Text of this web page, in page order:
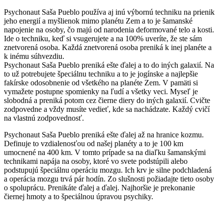
Psychonaut Saša Pueblo používa aj inú výbornú techniku na prienik
jeho energií a myšlienok mimo planétu Zem a to je šamanské
napojenie na osoby, čo majú od narodenia deformované telo a kosti.
Ide o techniku, keď si vsugerujete a na 100% uveríte, že ste sám
znetvorená osoba. Každá znetvorená osoba preniká k inej planéte a
k inému súhvezdiu.
Psychonaut Saša Pueblo preniká ešte ďalej a to do iných galaxií. Na
to už potrebujete špeciálnu techniku a to je jogínske a najlepšie
fakírske odosobnenie od všetkého na planéte Zem. V pamäti si
vymažete postupne spomienky na ľudí a všetky veci. Myseľ je
slobodná a preniká potom cez čierne diery do iných galaxií. Cvičte
zodpovedne a vždy musíte vedieť, kde sa nachádzate. Každý cvičí
na vlastnú zodpovednosť.
Psychonaut Saša Pueblo preniká ešte ďalej až na hranice kozmu.
Definuje to vzdialenosťou od našej planéty a to je 100 km
umocnené na 400 km. V tomto prípade sa na diaľku šamanskými
technikami napája na osoby, ktoré vo svete podstúpili alebo
podstupujú špeciálnu operáciu mozgu. Ich krv je silne podchladená
a operácia mozgu trvá pár hodín. Zo slušnosti požiadajte tieto osoby
o spoluprácu. Prenikáte ďalej a ďalej. Najhoršie je prekonanie
čiernej hmoty a to špeciálnou úpravou psychiky.